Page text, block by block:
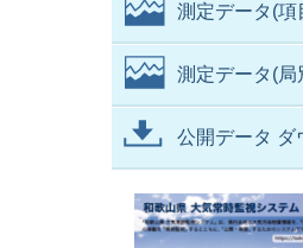
測定データ(項
測定データ(局
公開データ ダ